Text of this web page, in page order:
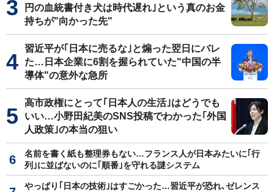
円の血統書付き犬は時代遅れ｣という真のお金
持ちが"向かった先"
習近平が｢日本に売るな｣と煽った翌日にバレ
た…日本企業に6割を握られていた"中国の半
導体"の意外な急所
高市政権にとって｢日本人の生活｣はどうでも
いい…小野田紀美のSNS投稿でわかった｢外国
人政策｣の本当の狙い
名前を書く紙も整理券もない…フランス人が日本みたいに｢行
列｣に並ばないのに｢順番｣を守れる謎システム
やっぱり｢日本の技術｣はすごかった…習近平が恐れ､ゼレンス